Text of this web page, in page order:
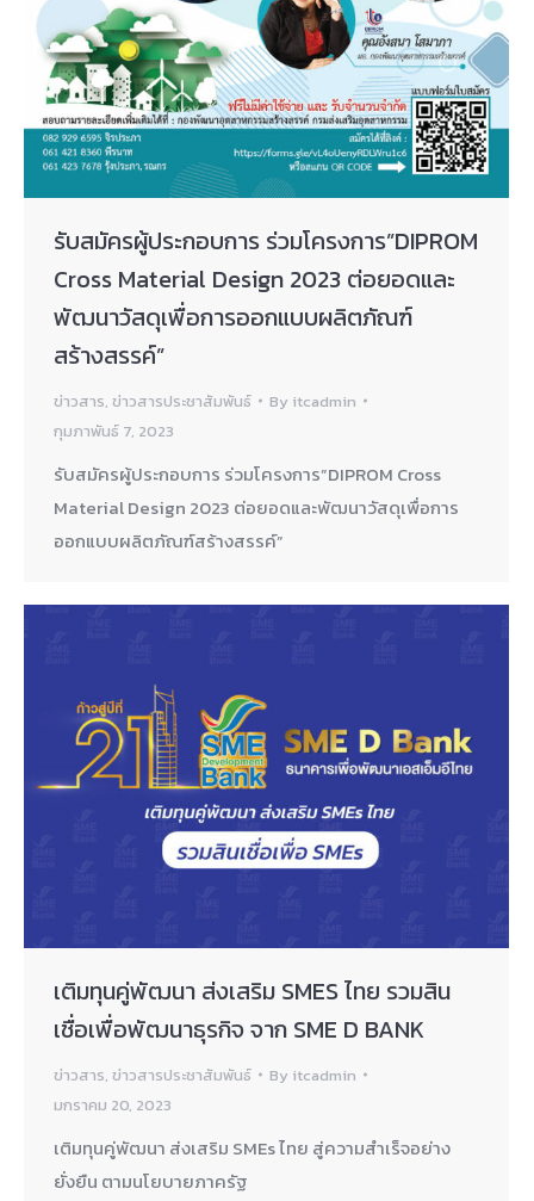
รับสมัครผู้ประกอบการ ร่วมโครงการ”DIPROM
Cross Material Design 2023 ต่อยอดและ
พัฒนาวัสดุเพื่อการออกแบบผลิตภัณฑ์
สร้างสรรค์”
ข่าวสาร, ข่าวสารประชาสัมพันธ์ By itcadmin
กุมภาพันธ์ 7, 2023
รับสมัครผู้ประกอบการ ร่วมโครงการ”DIPROM Cross
Material Design 2023 ต่อยอดและพัฒนาวัสดุเพื่อการ
ออกแบบผลิตภัณฑ์สร้างสรรค์”
เติมทุนคู่พัฒนา ส่งเสริม SMES ไทย รวมสิน
เชื่อเพื่อพัฒนาธุรกิจ จาก SME D BANK
ข่าวสาร, ข่าวสารประชาสัมพันธ์ By itcadmin
มกราคม 20, 2023
เติมทุนคู่พัฒนา ส่งเสริม SMEs ไทย สู่ความสำเร็จอย่าง
ยั่งยืน ตามนโยบายภาครัฐ